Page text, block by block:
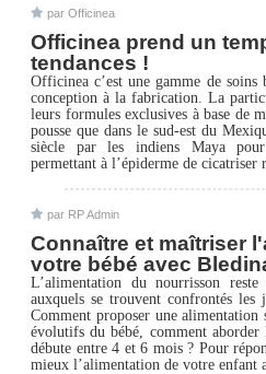
par Officinea
Officinea prend un
tendances !
Officinea c’est une gamme de
conception à la fabrication. La
leurs formules exclusives à base de
pousse que dans le sud-est du
siècle par les indiens Maya
permettant à l’épiderme de cicatriser
par RP Admin
Connaître et maîtriser
votre bébé avec
L’alimentation du nourrisson
auxquels se trouvent confrontés les
Comment proposer une alimentation
évolutifs du bébé, comment
débute entre 4 et 6 mois ? Pour
mieux l’alimentation de votre enfant